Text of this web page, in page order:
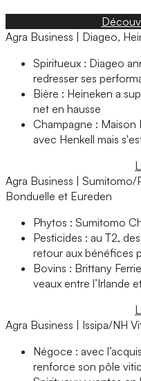
Agra Business | Diageo,
Spiritueux : Diageo
redresser ses
Bière : Heineken a
net en hausse
Champagne :
avec Henkell mais
Agra Business | Sumitomo/
Bonduelle et Eureden
Phytos : Sumitomo
Pesticides : au T2,
retour aux bénéfices
Bovins : Brittany
veaux entre l’Irlande
Agra Business | Issipa/NH
Négoce : avec
renforce son pôle